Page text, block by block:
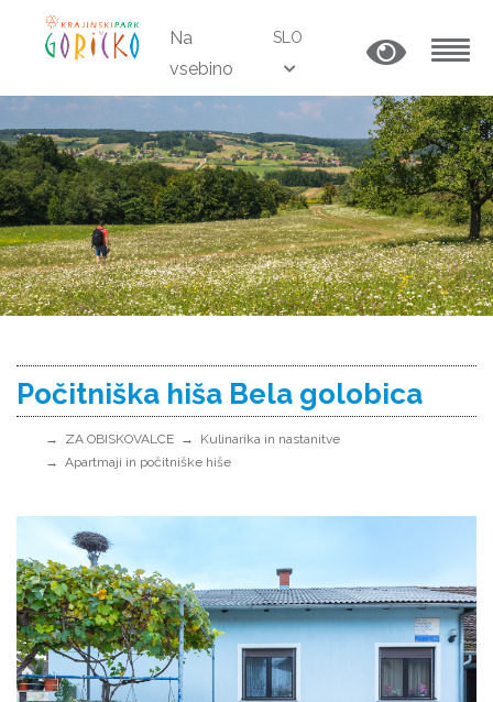
Na
vsebino
SLO
Počitniška hiša Bela golobica
ZA OBISKOVALCE
Kulinarika in nastanitve
Apartmaji in počitniške hiše